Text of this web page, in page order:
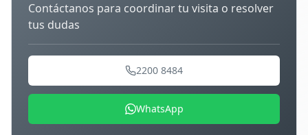
Contáctanos para coordinar tu visita o resolver
tus dudas
2200 8484
WhatsApp